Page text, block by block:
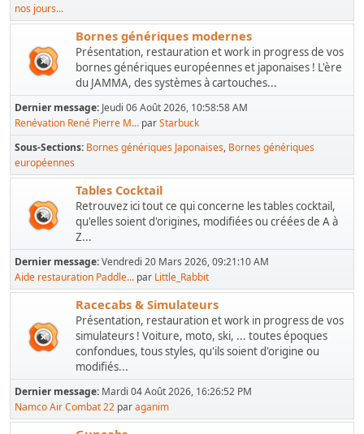
nos jours...
Bornes génériques modernes
Présentation, restauration et work in progress de vos
bornes génériques européennes et japonaises ! L'ère
du JAMMA, des systèmes à cartouches...
Dernier message: Jeudi 06 Août 2026, 10:58:58 AM
Renévation René Pierre M... parStarbuck
Sous-Sections Bornes génériques Japonaises Bornes génériques
européennes
Tables Cocktail
Retrouvez ici tout ce qui concerne les tables cocktail,
qu'elles soient d'origines, modifiées ou créées de A à
Z...
Dernier message:Vendredi 20 Mars 2026, 09:21:10 AM
Aide restauration Paddle... par Little_Rabbit
Racecabs & Simulateurs
Présentation, restauration et work in progress de vos
simulateurs ! Voiture, moto, ski, ... toutes époques
confondues, tous styles, qu'ils soient d'origine ou
modifiés...
Dernier message: Mardi 04 Août 2026, 16:26:52 PM
Namco Air Combat 22 paraganim